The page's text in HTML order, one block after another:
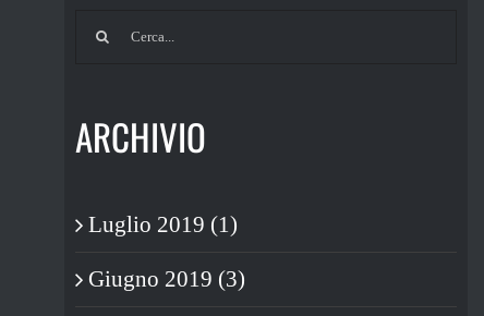
Cerca
ARCHIVIO
Luglio 2019 (1)
Giugno 2019 (3)